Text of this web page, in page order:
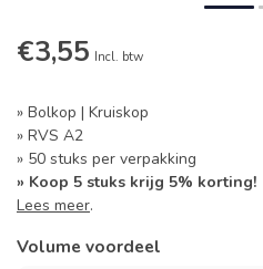
€3,55 Incl. btw
» Bolkop | Kruiskop
» RVS A2
» 50 stuks per verpakking
» Koop 5 stuks krijg 5% korting!
Lees meer.
Volume voordeel